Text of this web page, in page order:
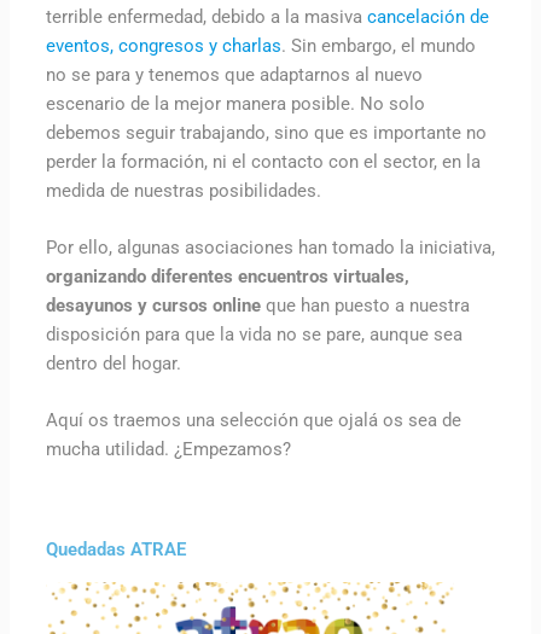
terrible enfermedad, debido a la masiva cancelación de
eventos, congresos y charlas. Sin embargo, el mundo
no se para y tenemos que adaptarnos al nuevo
escenario de la mejor manera posible. No solo
debemos seguir trabajando, sino que es importante no
perder la formación, ni el contacto con el sector, en la
medida de nuestras posibilidades.
Por ello, algunas asociaciones han tomado la iniciativa,
organizando diferentes encuentros virtuales,
desayunos y cursos onlineque han puesto a nuestra
disposición para que la vida no se pare, aunque sea
dentro del hogar.
Aquí os traemos una selección que ojalá os sea de
mucha utilidad. ¿Empezamos?
Quedadas ATRAE